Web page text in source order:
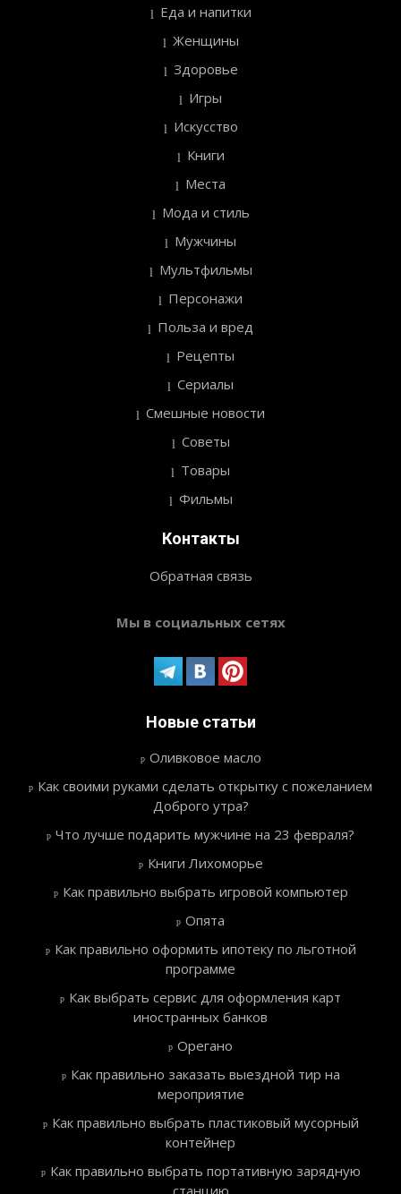
Еда и напитки
Женщины
Здоровье
Игры
Искусство
Книги
Места
Мода и стиль
Мужчины
Мультфильмы
Персонажи
Польза и вред
Рецепты
Сериалы
Смешные новости
Советы
Товары
Фильмы
Контакты
Обратная связь
Мы в социальных сетях
Новые статьи
Оливковое масло
Как своими руками сделать открытку с пожеланием
Доброго утра?
Что лучше подарить мужчине на 23 февраля?
Книги Лихоморье
Как правильно выбрать игровой компьютер
Опята
Как правильно оформить ипотеку по льготной
программе
Как выбрать сервис для оформления карт
иностранных банков
Орегано
Как правильно заказать выездной тир на
мероприятие
Как правильно выбрать пластиковый мусорный
контейнер
Как правильно выбрать портативную зарядную